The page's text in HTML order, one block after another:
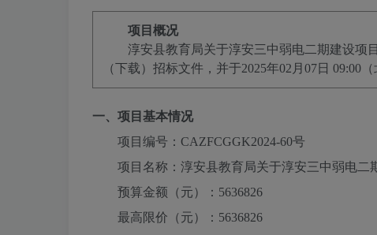
项目概况
淳安县教育局关于淳安三中弱电二期建设项
（下载）招标文件，并于2025年02月07日 09:00
一、项目基本情况
项目编号： CAZFCGGK2024-60号
项目名称： 淳安县教育局关于淳安三中弱电二
预算金额（元）： 5636826
最高限价（元）： 5636826